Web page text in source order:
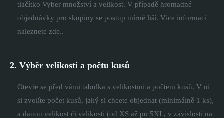
tlačítko Vyber množství a velikost. V případě hromadné
objednávky pro skupiny se postup mírně liší. Více informací
naleznete zde..
2. Výběr velikostí a počtu kusů
Otevře se před vámi tabulka s velikostmi a počtem kusů. V ní
si zvolíte počet kusů, jaký si chcete objednat (minimálně 1 ks),
a danou velikost či velikosti (od XS až po 5XL, v závislosti na